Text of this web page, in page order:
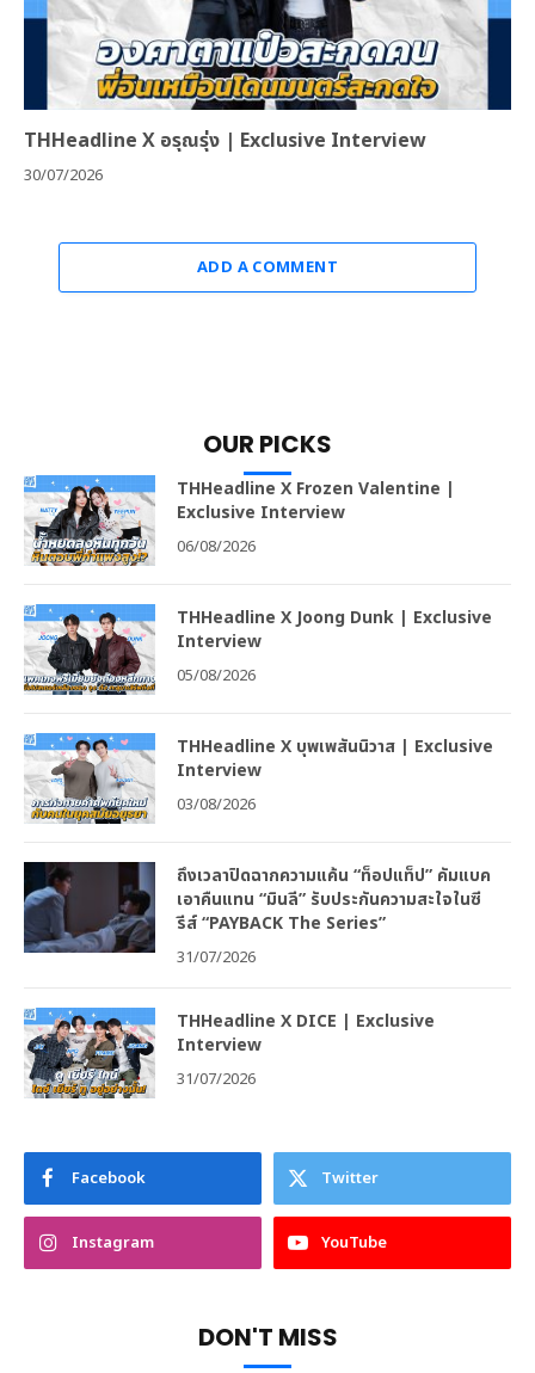
THHeadline X อรุณรุ่ง | Exclusive Interview
30/07/2026
ADD A COMMENT
OUR PICKS
THHeadline X Frozen Valentine |
Exclusive Interview
06/08/2026
THHeadline X Joong Dunk | Exclusive
Interview
05/08/2026
THHeadline X บุพเพสันนิวาส | Exclusive
Interview
03/08/2026
ถึงเวลาปิดฉากความแค้น “ท็อปแท็ป” คัมแบค
เอาคืนแทน “มินลี” รับประกันความสะใจในซี
รีส์ “PAYBACK The Series”
31/07/2026
THHeadline X DICE | Exclusive
Interview
31/07/2026
Facebook Twitter
Instagram YouTube
DON'T MISS